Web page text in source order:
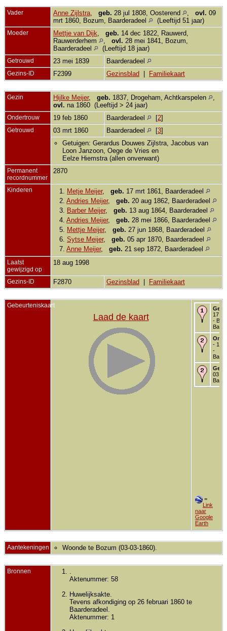
Vader Anne Zijlstra geb. 28 jul 1808, Oosterend ovl. 09
mrt 1860, Bozum, Baarderadeel
(Leeftijd 51 jaar)
Moeder Mettje van Dijk geb. 14 dec 1822, Rauwerd,
Rauwerderhem
ovl. 28 mei 1841, Bozum,
Baarderadeel
(Leeftijd 18 jaar)
Getrouwd 23 mei 1839 Baarderadeel
Gezins-ID F2399 Gezinsblad Familiekaart
Gezin Hijlke Meijer, geb. 1837, Drogeham, Achtkarspelen
ovl. na 1860 (Leeftijd > 24 jaar)
Ondertrouw 19 feb 1860 Baarderadeel [2]
Getrouwd 03 mrt 1860 Baarderadeel [3]
Getuigen: Gerardus Douwes Zijlstra, Jacobus van
Loon Janzoon, Oege de Vries en
Eelze Hiemstra (allen onverwant)
Permanent
recordnummer
2870
Kinderen 1. Metje Meijer, geb. 17 mrt 1861, Baarderadeel
2. Andries Meijer, geb. 20 aug 1862, Baarderadeel
3.
Barber Meijer, geb. 13 aug 1864, Baarderadeel
4. Andries Meijer, geb. 28 mei 1866, Baarderadeel
5.
Mettje Meijer, geb. 27 jun 1868, Baarderadeel
6. Sytse Meijer, geb. 05 apr 1870, Baarderadeel
7. Anne Meijer, geb. 21 sep 1872, Baarderadeel
Laatst
gewijzigd op
18 aug 1998
Gezins-ID F2870 Gezinsblad Familiekaart
Gebeurteniskaart
Laad de kaart
17
-
- 19
-
03
=
Link
naar
Google
Earth
Aantekeningen Woonde te Bozum (03-03-1860).
Bronnen
Aktenummer: 58
Huwelijksakte.
Tevens afkondiging op 26 februari 1860 te
Baarderadeel.
Aktenummer: 1